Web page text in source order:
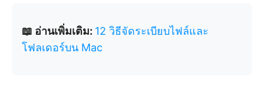
📖 อ่านเพิ่มเติม: 12 วิธีจัดระเบียบไฟล์และ
โฟลเดอร์บน Mac